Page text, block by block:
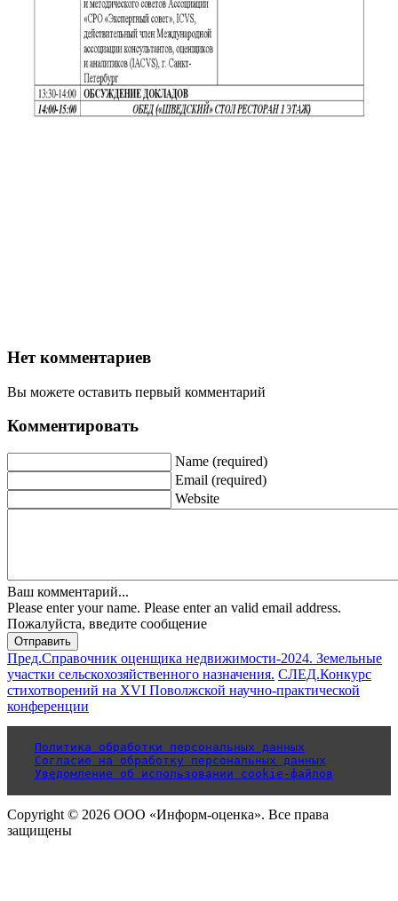
Нет комментариев
Вы можете оставить первый комментарий
Комментировать
Name (required)
Email (required)
Website
Ваш комментарий...
Please enter your name. Please enter an valid email address.
Пожалуйста, введите сообщение
Отправить
Пред.Справочник оценщика недвижимости-2024. Земельные
участки сельскохозяйственного назначения. СЛЕД.Конкурс
стихотворений на XVI Поволжской научно-практической
конференции
Политика обработки персональных данных
Согласие на обработку персональных данных
Уведомление об использовании cookie-файлов
Copyright © 2026 ООО «Информ-оценка». Все права
защищены